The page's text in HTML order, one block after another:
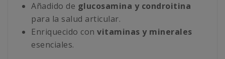
Añadido de glucosamina y condroitina
para la salud articular.
Enriquecido con vitaminas y minerales
esenciales.